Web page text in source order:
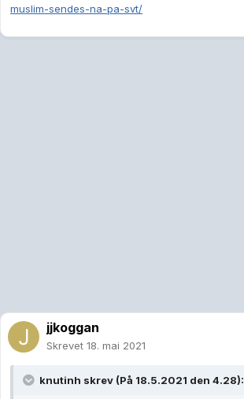
valg på noe tidspunkt.
...
muslim-sendes-na-pa-svt/
jjkoggan
Skrevet 18. mai 2021
knutinh skrev (På 18.5.2021 den 4.28):